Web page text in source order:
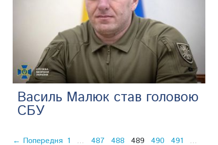
Василь Малюк став головою
СБУ
← Попередня 1 … 487 488 489 490 491 …